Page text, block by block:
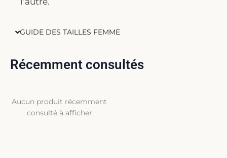
GUIDE DES TAILLES FEMME
Récemment consultés
Aucun produit récemment
consulté à afficher